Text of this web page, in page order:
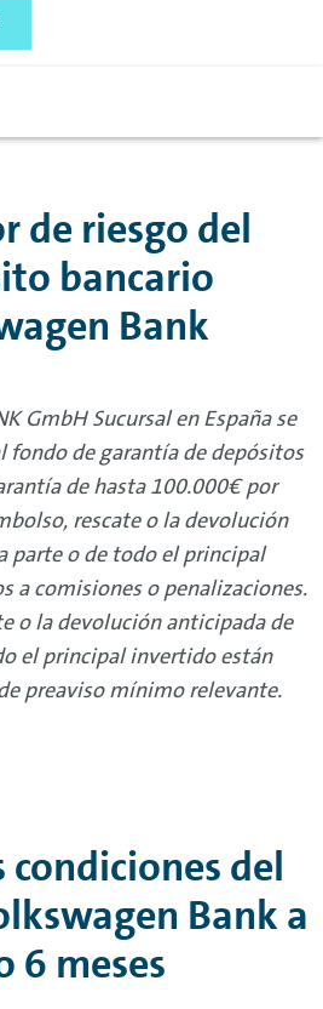
de riesgo del
bancario
Bank
condiciones del
Bank a
6 meses